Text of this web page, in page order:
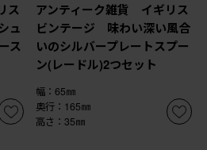
ス
ュ
ス
アンティーク雑貨 イギリス
ビンテージ 味わい深い風合
いのシルバープレートスプー
ン(レードル)2つセット
幅：65㎜
奥行：165㎜
高さ：35㎜